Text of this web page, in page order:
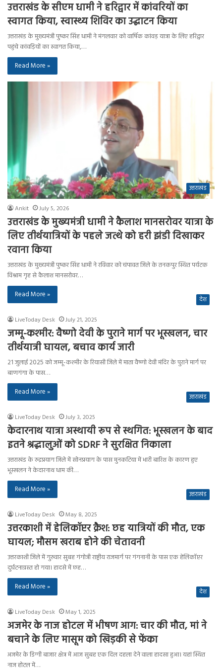
उत्तराखंड के सीएम धामी ने हरिद्वार में कांवरियों का
स्वागत किया, स्वास्थ्य शिविर का उद्घाटन किया
उत्तराखंड के मुख्यमंत्री पुष्कर सिंह धामी ने मंगलवार को वार्षिक कांवड़ यात्रा के लिए हरिद्वार
पहुंचे कांवड़ियों का स्वागत किया,…
Read More »
उत्तराखंड
Ankit July 5, 2026
उत्तराखंड के मुख्यमंत्री धामी ने कैलाश मानसरोवर यात्रा के
लिए तीर्थयात्रियों के पहले जत्थे को हरी झंडी दिखाकर
रवाना किया
उत्तराखंड के मुख्यमंत्री पुष्कर सिंह धामी ने रविवार को चंपावत जिले के तनकपुर स्थित पर्यटक
विश्राम गृह से कैलाश मानसरोवर…
Read More »
देश
LiveToday Desk July 21, 2025
जम्मू-कश्मीर: वैष्णो देवी के पुराने मार्ग पर भूस्खलन, चार
तीर्थयात्री घायल, बचाव कार्य जारी
21 जुलाई 2025 को जम्मू-कश्मीर के रियासी जिले में माता वैष्णो देवी मंदिर के पुराने मार्ग पर
बाणगंगा के पास…
Read More »
उत्तराखंड
LiveToday Desk July 3, 2025
केदारनाथ यात्रा अस्थायी रूप से स्थगित: भूस्खलन के बाद
इतने श्रद्धालुओं को SDRF ने सुरक्षित निकाला
उत्तराखंड के रुद्रप्रयाग जिले में सोनप्रयाग के पास मुनकटिया में भारी बारिश के कारण हुए
भूस्खलन ने केदारनाथ धाम की…
Read More »
उत्तराखंड
LiveToday Desk May 8, 2025
उत्तरकाशी में हेलिकॉप्टर क्रैश: छह यात्रियों की मौत, एक
घायल; मौसम खराब होने की चेतावनी
उत्तरकाशी जिले में गुरुवार सुबह गंगोत्री राष्ट्रीय राजमार्ग पर गंगनानी के पास एक हेलिकॉप्टर
दुर्घटनाग्रस्त हो गया। हादसे में छह…
Read More »
देश
LiveToday Desk May 1, 2025
अजमेर के नाज होटल में भीषण आग: चार की मौत, मां ने
बचाने के लिए मासूम को खिड़की से फेंका
अजमेर के डिग्गी बाजार क्षेत्र में आज सुबह एक दिल दहला देने वाला हादसा हुआ। यहां स्थित
नाज होटल में…